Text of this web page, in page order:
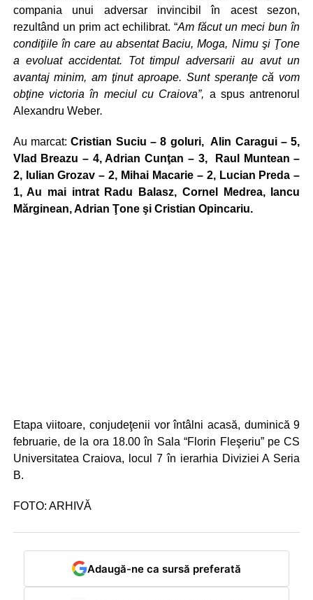
compania unui adversar invincibil în acest sezon,
rezultând un prim act echilibrat. “Am făcut un meci bun în
condiţiile în care au absentat Baciu, Moga, Nimu şi Ţone
a evoluat accidentat. Tot timpul adversarii au avut un
avantaj minim, am ţinut aproape. Sunt speranţe că vom
obţine victoria în meciul cu Craiova”, a spus antrenorul
Alexandru Weber.
Au marcat:Cristian Suciu – 8 goluri, Alin Caragui – 5,
Vlad Breazu – 4, Adrian Cunţan – 3,
Raul Muntean –
2, Iulian Grozav – 2, Mihai Macarie – 2, Lucian Preda –
1,Au mai intrat Radu Balasz, Cornel Medrea,
Iancu
Mărginean,Adrian Ţone şi Cristian Opincariu.
Etapa viitoare, conjudeţenii vor întâlni acasă, duminică 9
februarie, de la ora 18.00 în Sala “Florin Fleşeriu” pe CS
Universitatea Craiova, locul 7 în ierarhia Diviziei A Seria
B.
FOTO: ARHIVĂ
Adaugă-ne ca sursă preferată